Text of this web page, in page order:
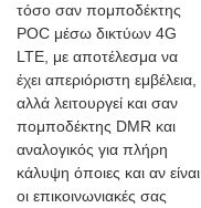
τόσο σαν πομποδέκτης
POC μέσω δικτύων 4G
LTE, με αποτέλεσμα να
έχει απεριόριστη εμβέλεια,
αλλά λειτουργεί και σαν
πομποδέκτης DMR και
αναλογικός για πλήρη
κάλυψη όποιες και αν είναι
οι επικοινωνιακές σας